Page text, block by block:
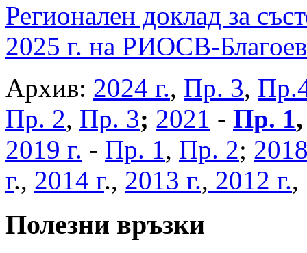
Регионален доклад за
2025 г. на РИОСВ-
Архив: 2024 г., Пр. 3,
Пр. 2, Пр. 3; 2021 - Пр. 1
2019 г. - Пр. 1, Пр. 2;
г., 2014 г., 2013 г., 2012 г.
Полезни връзки